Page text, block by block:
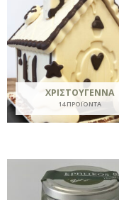
ΧΡΙΣΤΟΎΓΕΝΝΑ
14 ΠΡΟΪΌΝΤΑ